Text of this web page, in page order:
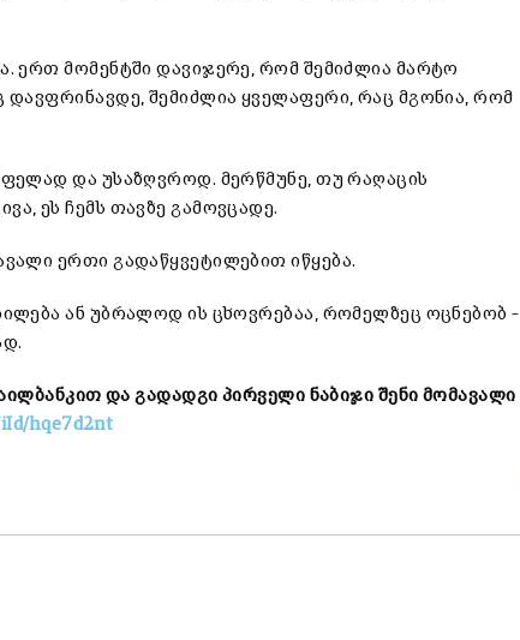
ერთ მომენტში დავიჯერე, რომ შემიძლია მარტო
დავფრინავდე, შემიძლია ყველაფერი, რაც მგონია, რომ
და უსაზღვროდ. მერწმუნე, თუ რაღაცის
ეს ჩემს თავზე გამოვცადე.
ერთი გადაწყვეტილებით იწყება.
ან უბრალოდ ის ცხოვრებაა, რომელზეც ოცნებობ –
და გადადგი პირველი ნაბიჯი შენი მომავალი
hqe7d2nt